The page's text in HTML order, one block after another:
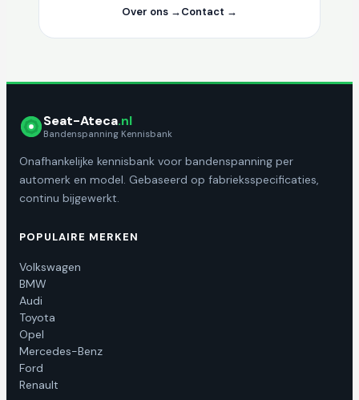
Over ons →Contact →
Seat-Ateca.nl
Bandenspanning Kennisbank
Onafhankelijke kennisbank voor bandenspanning per
automerk en model. Gebaseerd op fabrieksspecificaties,
continu bijgewerkt.
POPULAIRE MERKEN
Volkswagen
BMW
Audi
Toyota
Opel
Mercedes-Benz
Ford
Renault